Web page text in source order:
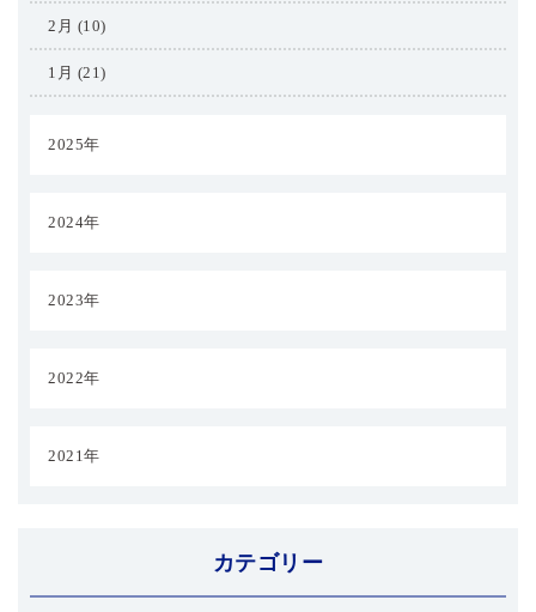
2月 (10)
1月 (21)
2025年
2024年
2023年
2022年
2021年
カテゴリー